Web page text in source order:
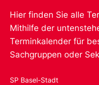
Hier finden Sie alle
Mithilfe der
Terminkalender für
Sachgruppen oder
SP Basel-Stadt